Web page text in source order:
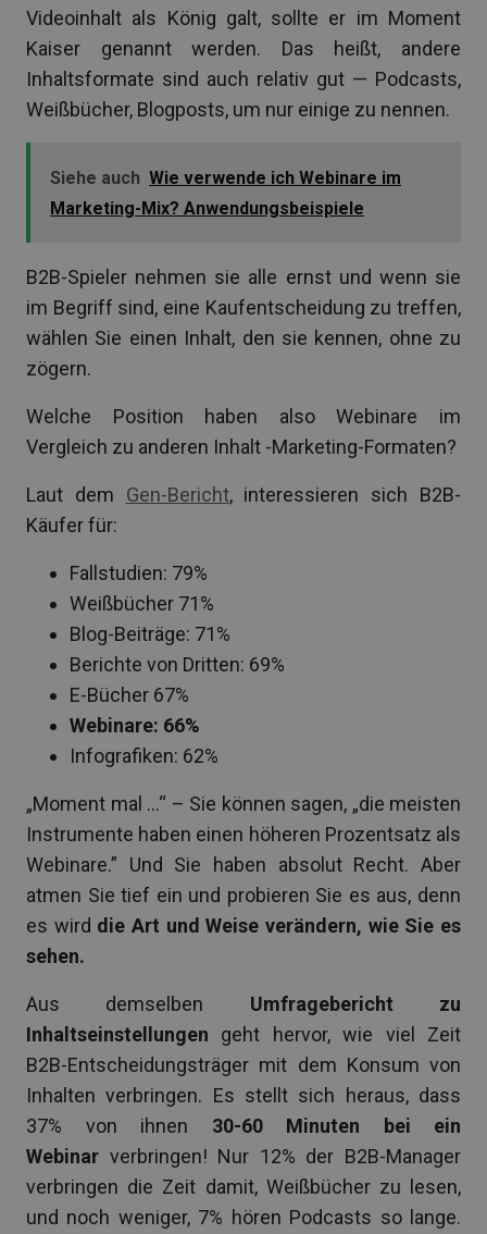
Videoinhalt als König galt, sollte er im Moment
Kaiser genannt werden. Das heißt, andere
Inhaltsformate sind auch relativ gut — Podcasts,
Weißbücher, Blogposts, um nur einige zu nennen.
Siehe auch Wie verwende ich Webinare im
Marketing-Mix? Anwendungsbeispiele
B2B-Spieler nehmen sie alle ernst und wenn sie
im Begriff sind, eine Kaufentscheidung zu treffen,
wählen Sie einen Inhalt, den sie kennen, ohne zu
zögern.
Welche Position haben also Webinare im
Vergleich zu anderen Inhalt -Marketing-Formaten?
Laut dem Gen-Bericht, interessieren sich B2B-
Käufer für:
Fallstudien: 79%
Weißbücher 71%
Blog-Beiträge: 71%
Berichte von Dritten: 69%
E-Bücher 67%
Webinare: 66%
Infografiken: 62%
„Moment mal …“ – Sie können sagen, „die meisten
Instrumente haben einen höheren Prozentsatz als
Webinare.” Und Sie haben absolut Recht. Aber
atmen Sie tief ein und probieren Sie es aus, denn
es wird die Art und Weise verändern, wie Sie es
sehen.
Aus demselben Umfragebericht zu
Inhaltseinstellungen geht hervor, wie viel Zeit
B2B-Entscheidungsträger mit dem Konsum von
Inhalten verbringen. Es stellt sich heraus, dass
37% von ihnen 30-60 Minuten bei ein
Webinar verbringen! Nur 12% der B2B-Manager
verbringen die Zeit damit, Weißbücher zu lesen,
und noch weniger, 7% hören Podcasts so lange.